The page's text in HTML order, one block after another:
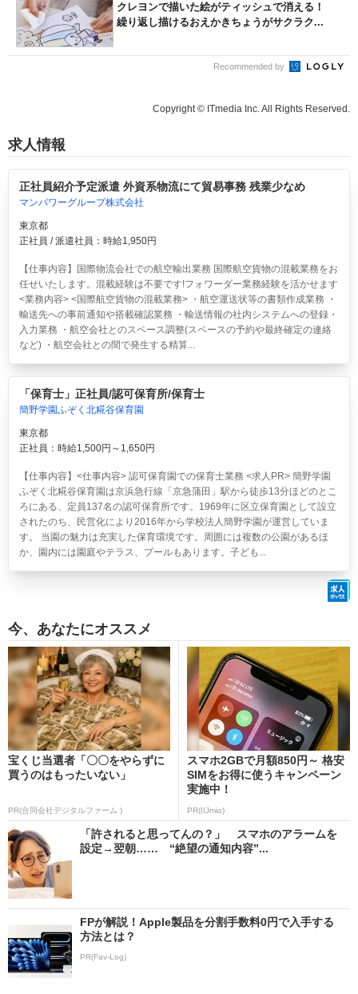
クレヨンで描いた絵がティッシュで消える！
繰り返し描けるおえかきちょうがサクラク...
Recommended by
Copyright © ITmedia Inc. All Rights Reserved.
求人情報
正社員紹介予定派遣 外資系物流にて貿易事務 残業少なめ
マンパワーグループ株式会社
東京都
正社員 / 派遣社員：時給1,950円
【仕事内容】国際物流会社での航空輸出業務 国際航空貨物の混載業務をお
任せいたします。混載経験は不要です!フォワーダー業務経験を活かせます
<業務内容> <国際航空貨物の混載業務> ・航空運送状等の書類作成業務 ・
輸送先への事前通知や搭載確認業務 ・輸送情報の社内システムへの登録・
入力業務 ・航空会社とのスペース調整(スペースの予約や最終確定の連絡
など) ・航空会社との間で発生する精算...
「保育士」正社員/認可保育所/保育士
簡野学園ふぞく北糀谷保育園
東京都
正社員：時給1,500円～1,650円
【仕事内容】<仕事内容> 認可保育園での保育士業務 <求人PR> 簡野学園
ふぞく北糀谷保育園は京浜急行線「京急蒲田」駅から徒歩13分ほどのとこ
ろにある、定員137名の認可保育所です。1969年に区立保育園として設立
されたのち、民営化により2016年から学校法人簡野学園が運営していま
す。 当園の魅力は充実した保育環境です。周囲には複数の公園があるほ
か、園内には園庭やテラス、プールもあります。子ども...
今、あなたにオススメ
宝くじ当選者「〇〇をやらずに
買うのはもったいない」
PR(合同会社デジタルファーム )
スマホ2GBで月額850円～ 格安
SIMをお得に使うキャンペーン
実施中！
PR(IIJmio)
「許されると思ってんの？」 スマホのアラームを
設定→翌朝…… “絶望の通知内容”...
FPが解説！Apple製品を分割手数料0円で入手する
方法とは？
PR(Fav-Log)